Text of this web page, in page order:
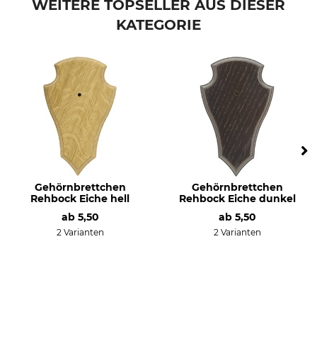
WEITERE TOPSELLER AUS DIESER
KATEGORIE
Gehörnbrettchen
Rehbock Eiche hell
ab 5,50
2 Varianten
Gehörnbrettchen
Rehbock Eiche dunkel
ab 5,50
2 Varianten